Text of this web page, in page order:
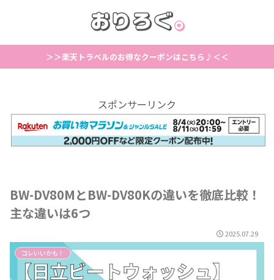
＞＞楽天トラベルのお得なクーポンはこちら♪＜＜
スポンサーリンク
BW-DV80MとBW-DV80Kの違いを徹底比較！
主な違いは6つ
2025.07.29
コレいいかも！